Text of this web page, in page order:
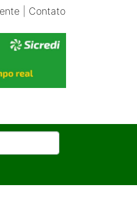
| Contato